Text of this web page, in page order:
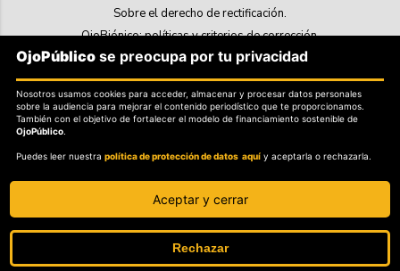
Sobre el derecho de rectificación.
OjoBiónico: políticas y criterios de corrección.
Sobre libertad de información frente a pedidos de retiro de contenidos.
SOSTENIBILIDAD
La Tienda de OjoPúblico.
OjoLab.
OjoPúblico se preocupa por tu privacidad
Nosotros usamos cookies para acceder, almacenar y procesar datos personales
sobre la audiencia para mejorar el contenido periodístico que te proporcionamos.
También con el objetivo de fortalecer el modelo de financiamiento sostenible de
OjoPúblico.
Puedes leer nuestrapolítica de protección de datos aquí y aceptarla o rechazarla.
Aceptar y cerrar
Rechazar